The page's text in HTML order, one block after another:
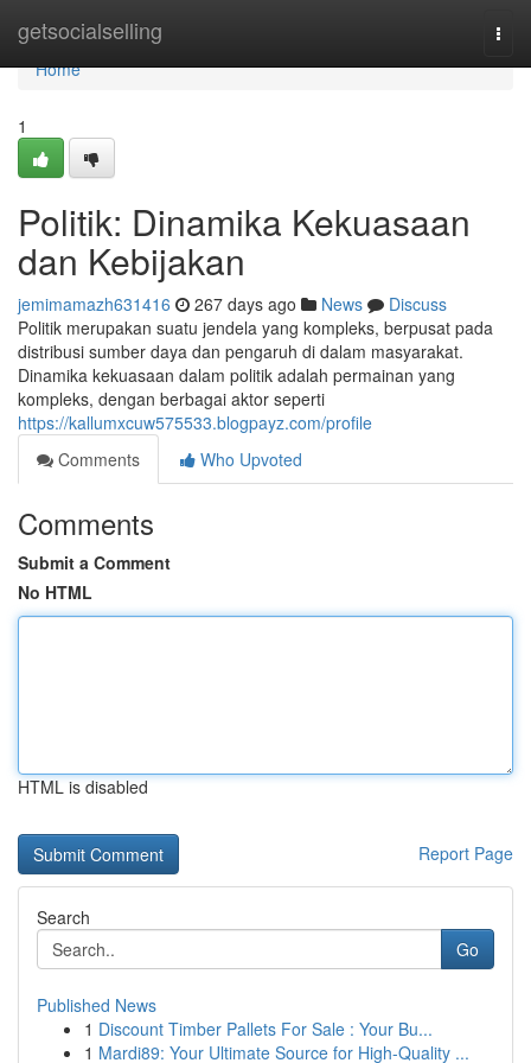
getsocialselling
Home
Home
1
Politik: Dinamika Kekuasaan
dan Kebijakan
jemimamazh631416 267 days ago News
Discuss
Politik merupakan suatu jendela yang kompleks, berpusat pada
distribusi sumber daya dan pengaruh di dalam masyarakat.
Dinamika kekuasaan dalam politik adalah permainan yang
kompleks, dengan berbagai aktor seperti
https://kallumxcuw575533.blogpayz.com/profile
Comments
Who Upvoted
Comments
Submit a Comment
No HTML
HTML is disabled
Report Page
Search
Go
Published News
1 Discount Timber Pallets For Sale : Your Bu...
1 Mardi89: Your Ultimate Source for High-Quality ...